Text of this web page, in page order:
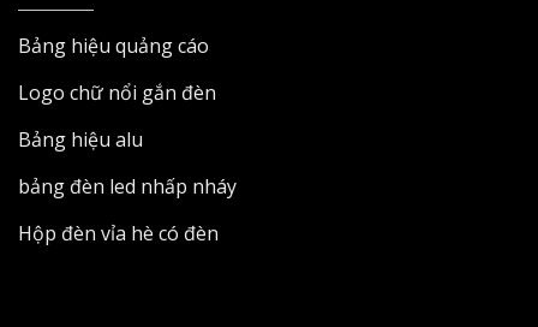
Bảng hiệu quảng cáo
Logo chữ nổi gắn đèn
Bảng hiệu alu
bảng đèn led nhấp nháy
Hộp đèn vỉa hè có đèn